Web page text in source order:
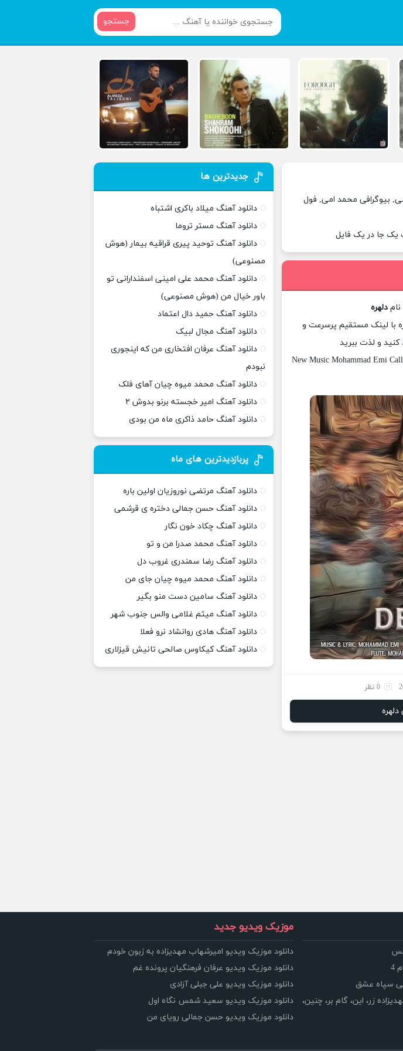
جستجو
بیوگرافی محمد امی, فول
یک جا در یک فایل
نامدلهره
با لینک مستقیم پرسرعت و
کنید و لذت ببرید
New Music Mohammad Emi
0 نظر
جدیدترین ها
دانلود آهنگ میلاد باکری اشتباه
دانلود آهنگ مستر تروما
دانلود آهنگ توحید پیری قراقیه بیمار (هوش
مصنوعی)
دانلود آهنگ محمد علی امینی اسفندارانی تو
باور خیال من (هوش مصنوعی)
دانلود آهنگ حمید دال اعتماد
دانلود آهنگ مجال لبیک
دانلود آهنگ عرفان افتخاری من که اینجوری
نبودم
دانلود آهنگ محمد میوه چیان آهای فلک
دانلود آهنگ امیر خجسته برنو بدوش ۲
دانلود آهنگ حامد ذاکری ماه من بودی
پربازدیدترین های ماه
دانلود آهنگ مرتضی نوروزیان اولین باره
دانلود آهنگ حسن جمالی دختره ی قرشمی
دانلود آهنگ چکاد خون نگار
دانلود آهنگ محمد صدرا من و تو
دانلود آهنگ رضا سمندری غروب دل
دانلود آهنگ محمد میوه چیان جای من
دانلود آهنگ سامین دست منو بگیر
دانلود آهنگ میثم غلامی والس جنوب شهر
دانلود آهنگ هادی روانشاد نرو فعلا
دانلود آهنگ کیکاوس صالحی تانیش قیزلاری
سپاه عشق
زر، این، گام بر، چنین،
موزیک ویدیو جدید
دانلود موزیک ویدیو امیرشهاب مهدیزاده به زبون خودم
دانلود موزیک ویدیو عرفان فرهنگیان پرونده غم
دانلود موزیک ویدیو علی جبلی آزادی
دانلود موزیک ویدیو سعید شمس نگاه اول
دانلود موزیک ویدیو حسن جمالی رویای من